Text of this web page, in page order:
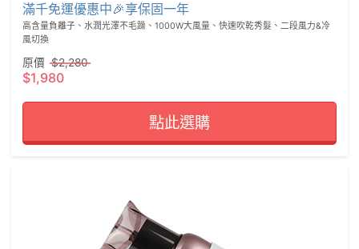
滿千免運優惠中🎉享保固一年
高含量負離子、水潤光澤不毛躁、1000W大風量、快速吹乾秀髮、二段風力&冷
風切換
原價 $2,280
$1,980
點此選購